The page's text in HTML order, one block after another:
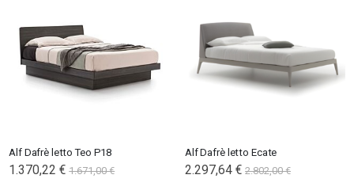
Alf Dafrè letto Teo P18
1.370,22 € 1.671,00 €
Alf Dafrè letto Ecate
2.297,64 € 2.802,00 €